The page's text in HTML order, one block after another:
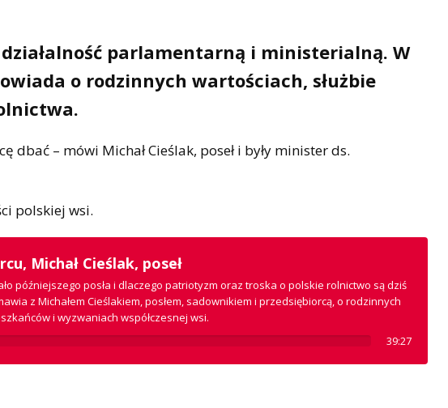
parlamentarną i ministerialną. W
o rodzinnych wartościach, służbie
– mówi Michał Cieślak, poseł i były minister ds.
polskiej wsi.
Michał Cieślak, poseł
późniejszego posła i dlaczego patriotyzm oraz troska o polskie rolnictwo są dziś
z Michałem Cieślakiem, posłem, sadownikiem i przedsiębiorcą, o rodzinnych
i wyzwaniach współczesnej wsi.
39:27